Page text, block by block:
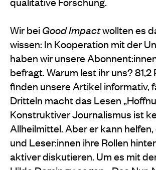
Wir beiGood Impactwollten es
wissen: In Kooperation mit der
haben wir unsere
befragt. Warum lest ihr uns? 81,2
finden unsere Artikel informativ,
Dritteln macht das Lesen
Konstruktiver Journalismus ist
Allheilmittel. Aber er kann
und Leser:innen ihre Rollen
aktiver diskutieren. Um es mit